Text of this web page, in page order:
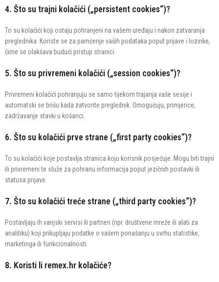
4. Što su trajni kolačići („persistent cookies“)?
To su kolačići koji ostaju pohranjeni na vašem uređaju i nakon zatvaranja
preglednika. Koriste se za pamćenje vaših podataka poput prijave i lozinke,
čime se olakšava budući pristup stranici.
5. Što su privremeni kolačići („session cookies“)?
Privremeni kolačići pohranjuju se samo tijekom trajanja vaše sesije i
automatski se brišu kada zatvorite preglednik. Omogućuju, primjerice,
zadržavanje stavki u košarici.
6. Što su kolačići prve strane („first party cookies“)?
To su kolačići koje postavlja stranica koju korisnik posjećuje. Mogu biti trajni
ili privremeni te služe za pohranu informacija poput jezičnih postavki ili
statusa prijave.
7. Što su kolačići treće strane („third party cookies“)?
Postavljaju ih vanjski servisi ili partneri (npr. društvene mreže ili alati za
analitiku) koji prikupljaju podatke o vašem ponašanju u svrhu statistike,
marketinga ili funkcionalnosti.
8. Koristi li remex.hr kolačiće?